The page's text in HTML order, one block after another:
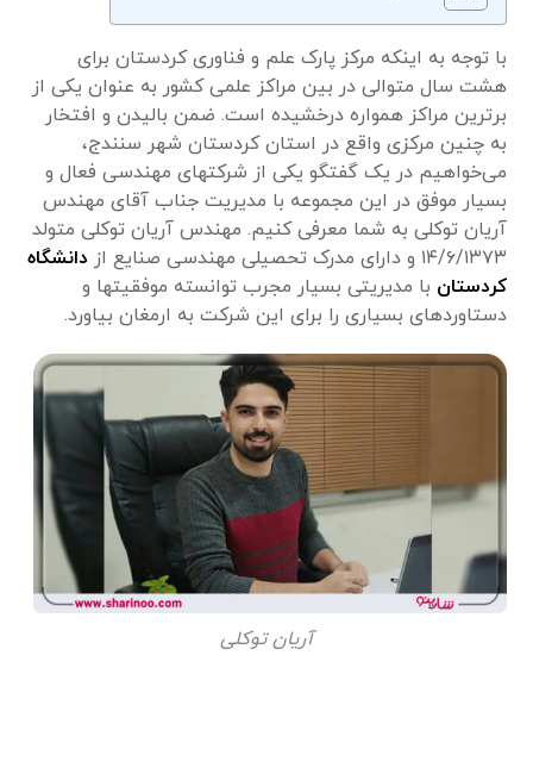
با توجه به اینکه مرکز پارک علم و فناوری کردستان برای
هشت سال متوالی در بین مراکز علمی کشور به عنوان یکی از
برترین مراکز همواره درخشیده است. ضمن بالیدن و افتخار
به چنین مرکزی واقع در استان کردستان شهر سنندج،
می‌خواهیم در یک گفتگو یکی از شرکتهای مهندسی فعال و
بسیار موفق در این مجموعه با مدیریت جناب آقای مهندس
آریان توکلی به شما معرفی کنیم. مهندس آریان توکلی متولد
۱۴/۶/۱۳۷۳ و دارای مدرک تحصیلی مهندسی صنایع از
دانشگاه
کردستان با مدیریتی بسیار مجرب توانسته موفقیتها و
دستاوردهای بسیاری را برای این شرکت به ارمغان بیاورد.
آریان توکلی